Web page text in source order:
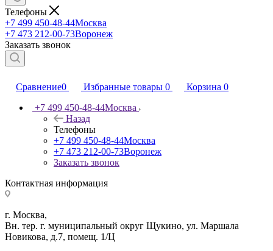
Телефоны
+7 499 450-48-44Москва
+7 473 212-00-73Воронеж
Заказать звонок
Сравнение0 Избранные товары 0 Корзина 0
+7 499 450-48-44Москва
Назад
Телефоны
+7 499 450-48-44Москва
+7 473 212-00-73Воронеж
Заказать звонок
Контактная информация
г. Москва,
Вн. тер. г. муниципальный округ Щукино, ул. Маршала
Новикова, д.7, помещ. 1/Ц